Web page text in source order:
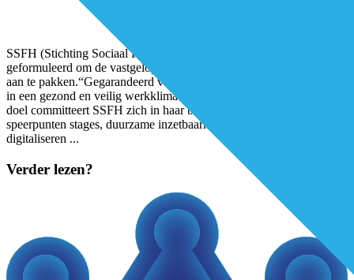
SSFH (Stichting Sociaal Fonds Huisartsenzorg) heeft speerpunten
geformuleerd om de vastgelopen arbeidsmarkt in de huisartsenzorg
aan te pakken.“Gegarandeerd voldoende gekwalificeerd personeel
in een gezond en veilig werkklimaat, nu en de toekomst”: aan dit
doel committeert SSFH zich in haar beleidsplan 2021-2025. Met de
speerpunten stages, duurzame inzetbaarheid, (anders) opleiden en
digitaliseren ...
Verder lezen?